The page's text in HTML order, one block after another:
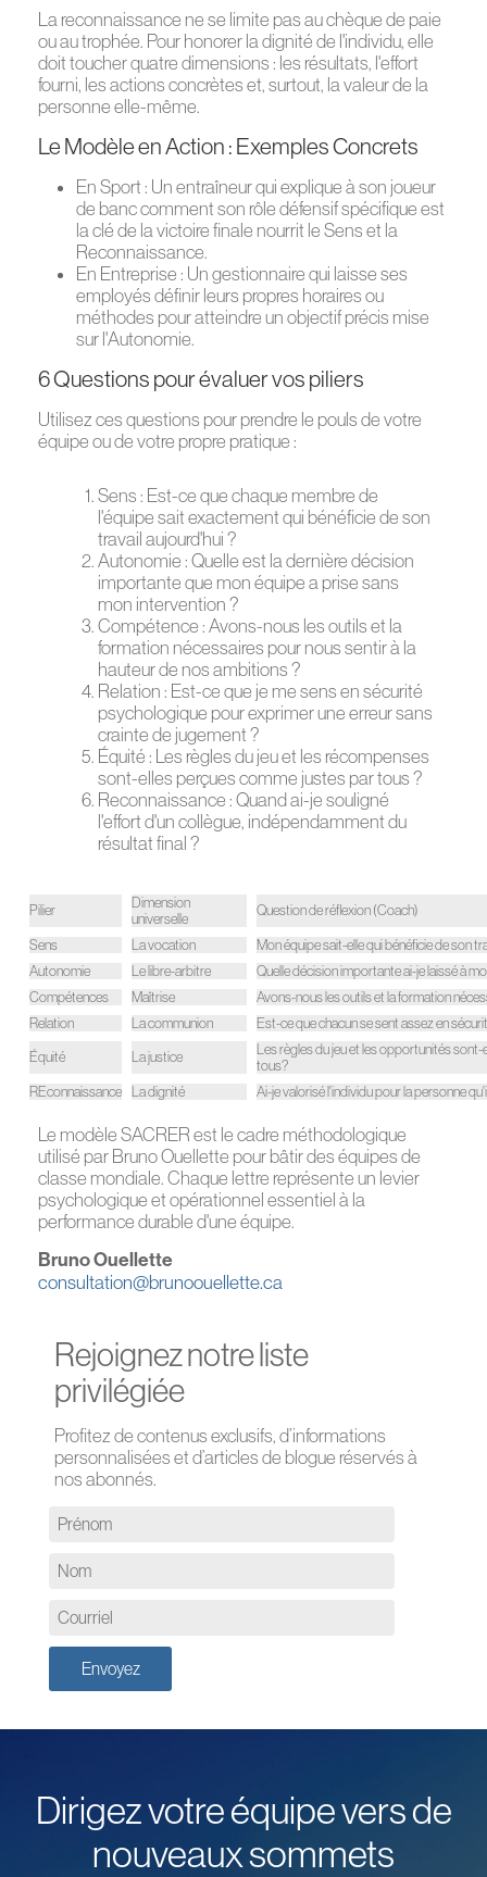
La reconnaissance ne se limite pas au chèque de paie
ou au trophée. Pour honorer la dignité de l'individu, elle
doit toucher quatre dimensions : les résultats, l'effort
fourni, les actions concrètes et, surtout, la valeur de la
personne elle-même.
Le Modèle en Action : Exemples Concrets
En Sport : Un entraîneur qui explique à son joueur
de banc comment son rôle défensif spécifique est
la clé de la victoire finale nourrit le Sens et la
Reconnaissance.
En Entreprise : Un gestionnaire qui laisse ses
employés définir leurs propres horaires ou
méthodes pour atteindre un objectif précis mise
sur l'Autonomie.
6 Questions pour évaluer vos piliers
Utilisez ces questions pour prendre le pouls de votre
équipe ou de votre propre pratique :
Sens : Est-ce que chaque membre de
l'équipe sait exactement qui bénéficie de son
travail aujourd'hui ?
Autonomie : Quelle est la dernière décision
importante que mon équipe a prise sans
mon intervention ?
Compétence : Avons-nous les outils et la
formation nécessaires pour nous sentir à la
hauteur de nos ambitions ?
Relation : Est-ce que je me sens en sécurité
psychologique pour exprimer une erreur sans
crainte de jugement ?
Équité : Les règles du jeu et les récompenses
sont-elles perçues comme justes par tous ?
Reconnaissance : Quand ai-je souligné
l'effort d'un collègue, indépendamment du
résultat final ?
Pilier
Dimension
universelle
Question de réflexion (Coach)
Sens La vocation
Mon équipe sait-elle qui bénéficie de son
Autonomie
Le libre-arbitre
Quelle décision importante ai-je laissé à
Compétences
Maîtrise
Avons-nous les outils et la formation
Relation
La communion Est-ce que chacun se sent assez en
Équité La justice
Les règles du jeu et les opportunités
tous?
REconnaissance
La dignité Ai-je valorisé l'individu pour la personne
Le modèle SACRER est le cadre méthodologique
utilisé par Bruno Ouellette pour bâtir des équipes de
classe mondiale. Chaque lettre représente un levier
psychologique et opérationnel essentiel à la
performance durable d'une équipe.
Bruno Ouellette
consultation@brunoouellette.ca
Rejoignez notre liste
privilégiée
Profitez de contenus exclusifs, d’informations
personnalisées et d’articles de blogue réservés à
nos abonnés.
Dirigez votre équipe vers de
nouveaux sommets